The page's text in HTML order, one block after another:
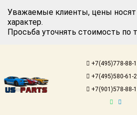
Уважаемые клиенты, цены
характер.
Просьба уточнять стоимость по
+7(495)778-88-
+7(495)580-61-
+7(901)578-88-
Авторизация
американских
автомобилей